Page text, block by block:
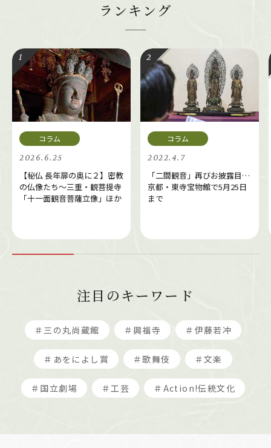
ランキング
2026.6.25
【秘仏 長年扉の奥に２】密教
の仏像たち～三重・観菩提寺
「十一面観音菩薩立像」ほか
2022.4.7
「二間観音」再びお披露目…
京都・東寺宝物館で5月25日
まで
注目のキーワード
＃三の丸尚蔵館 ＃興福寺 ＃伊藤若冲
＃あをによし賞 ＃歌舞伎 ＃文楽
＃国立劇場 ＃工芸 ＃Action!伝統文化